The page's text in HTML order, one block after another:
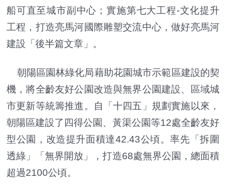
船可直至城市副中心；實施第七大工程-文化提升
工程，打造亮馬河國際雕塑交流中心，做好亮馬河
建設「後半篇文章」。
朝陽區園林綠化局藉助花園城市示範區建設的契
機，將全齡友好公園改造與無界公園建設、區域城
市更新等統籌推進。自「十四五」規劃實施以來，
朝陽區建設了四得公園、黃渠公園等12處全齡友好
型公園，改造提升面積達42.43公頃。率先「拆圍
透綠」「無界開放」，打造68處無界公園，總面積
超過2100公頃。